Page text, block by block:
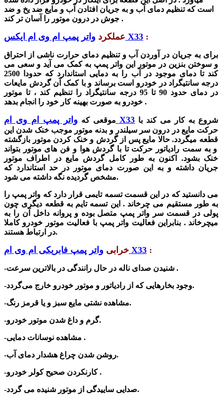
است که تنظیم دمای آب و به جریان افتادن آب و مایع ضد یخ و ضد
جوش در درون موتور را آسان تر کند .
عملکرد واتر پمپ ام وی ام ایکس X33 :
برای به جریان در آوردن آب وتنظیم دمایحرارت ناشی از احتراق
و سوختن بنزین در موتور این واتر پمپ به کمک می آید و سعی می
کند تا دمای موجود در آب را به دمایی استاندارد که حدودا 2500
درجه سانتیگراد در خودرو است برساند و با کمک آن گردش مایعات
در دمای حدود 90 تا 95 درجه سانتیگراد را تنظیم کند
، تا موتور
خودرو به صورت بهینه کار خود را انجام بدهد .
موقعی که واتر پمپ ام وی ام X33
حرکت مایع در درون سر سیلندر و بدنه موتور موجب خنک شدن این
قطعه میگردد. حالا مایع پس از گردش و خنک کردن موتور بازگشته
و به سمت رادیاتور حرکت تا با گردش هوا و فن های موتور بتواند
خنک بشود. اکنون به طور کامل گردش مایعدر اطراف موتور
جریان داشته و به این صورت دمای موتور در حد استاندارد که
مشخص گردیدهنگه داشته می شود.
می دانستید که در این قسمت تسمه تایمی قرار دارد که واتر پمپ را
به طور مستقیم می چرخاند . این تسمه تایم به قطعه دیگری چون
پولی در قسمت سر واتر پمپ متصل بوده و پروانه داخل آن را به
میچرخاند . بنابراین فعالیت واتر پمپ با فعالیت موتور خودرو کاملا
در ارتباط هستند.
خرابی واتر پمپ فابریکی ام وی ام X33 :
-شنیدن صدای ناله در حال رانندگی در بالاترین سرعت .
-وجود بخارهایی که از رادیاتور و موتور خودرو خارج می‌گردد.
-مشاهده نشتی مایع سبز و یا قرمز رنگ.
-گرم و داغ شدن موتور خودرو.
-مشاهده نوسانات دمایی .
-روشن شدن چراغ هشدار دمای آب.
-کارنکردن صحیح کولر خودرو .
-صدایی ساییدگی از موتور شنیده می گردد.